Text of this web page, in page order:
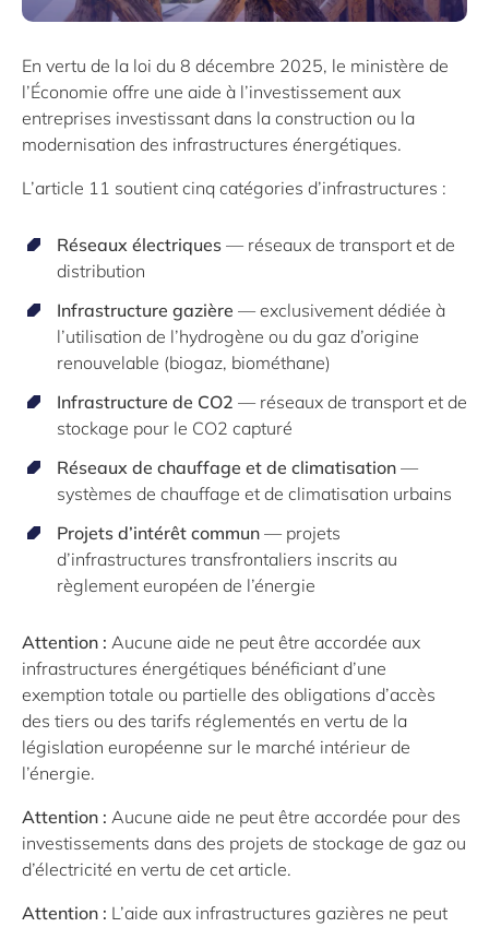
En vertu de la loi du 8 décembre 2025, le ministère de
l’Économie offre une aide à l’investissement aux
entreprises investissant dans la construction ou la
modernisation des infrastructures énergétiques.
L’article 11 soutient cinq catégories d’infrastructures :
Réseaux électriques — réseaux de transport et de
distribution
Infrastructure gazière — exclusivement dédiée à
l’utilisation de l’hydrogène ou du gaz d’origine
renouvelable (biogaz, biométhane)
Infrastructure de CO2 — réseaux de transport et de
stockage pour le CO2 capturé
Réseaux de chauffage et de climatisation —
systèmes de chauffage et de climatisation urbains
Projets d’intérêt commun — projets
d’infrastructures transfrontaliers inscrits au
règlement européen de l’énergie
Attention : Aucune aide ne peut être accordée aux
infrastructures énergétiques bénéficiant d’une
exemption totale ou partielle des obligations d’accès
des tiers ou des tarifs réglementés en vertu de la
législation européenne sur le marché intérieur de
l’énergie.
Attention : Aucune aide ne peut être accordée pour des
investissements dans des projets de stockage de gaz ou
d’électricité en vertu de cet article.
Attention : L’aide aux infrastructures gazières ne peut